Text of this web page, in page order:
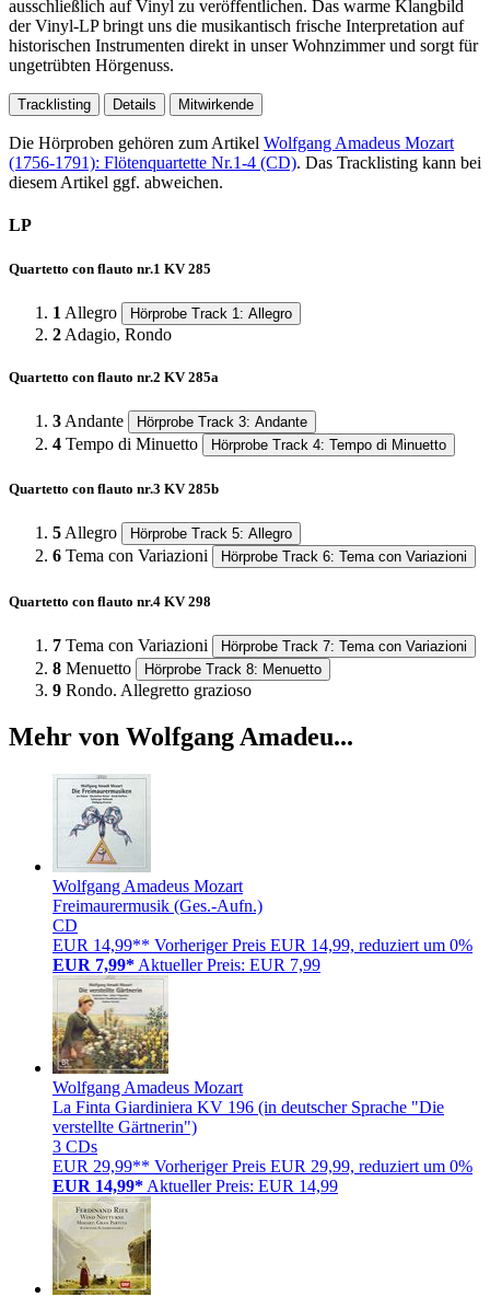
ausschließlich auf Vinyl zu veröffentlichen. Das warme Klangbild
der Vinyl-LP bringt uns die musikantisch frische Interpretation auf
historischen Instrumenten direkt in unser Wohnzimmer und sorgt für
ungetrübten Hörgenuss.
Tracklisting Details Mitwirkende
Die Hörproben gehören zum Artikel Wolfgang Amadeus Mozart
(1756-1791): Flötenquartette Nr.1-4 (CD). Das Tracklisting kann bei
diesem Artikel ggf. abweichen.
LP
Quartetto con flauto nr.1 KV 285
1 Allegro Hörprobe Track 1: Allegro
2 Adagio, Rondo
Quartetto con flauto nr.2 KV 285a
3 Andante Hörprobe Track 3: Andante
4 Tempo di Minuetto Hörprobe Track 4: Tempo di Minuetto
Quartetto con flauto nr.3 KV 285b
5 Allegro Hörprobe Track 5: Allegro
6 Tema con Variazioni Hörprobe Track 6: Tema con Variazioni
Quartetto con flauto nr.4 KV 298
7 Tema con Variazioni Hörprobe Track 7: Tema con Variazioni
8 Menuetto Hörprobe Track 8: Menuetto
9 Rondo. Allegretto grazioso
Mehr von Wolfgang Amadeu...
Wolfgang Amadeus Mozart
Freimaurermusik (Ges.-Aufn.)
CD
EUR 14,99** Vorheriger Preis EUR 14,99, reduziert um 0%
EUR 7,99* Aktueller Preis: EUR 7,99
Wolfgang Amadeus Mozart
La Finta Giardiniera KV 196 (in deutscher Sprache "Die
verstellte Gärtnerin")
3 CDs
EUR 29,99** Vorheriger Preis EUR 29,99, reduziert um 0%
EUR 14,99* Aktueller Preis: EUR 14,99